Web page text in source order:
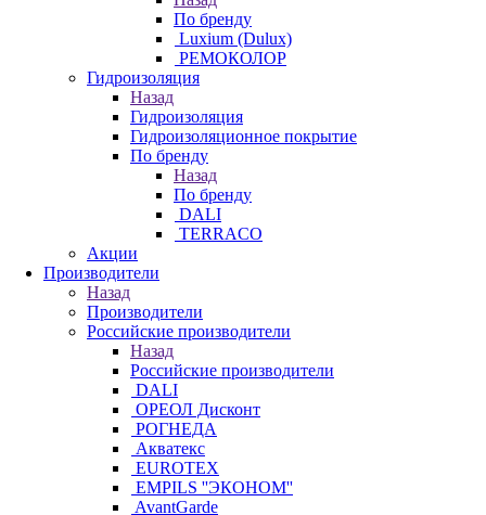
По бренду
Luxium (Dulux)
РЕМОКОЛОР
Гидроизоляция
Назад
Гидроизоляция
Гидроизоляционное покрытие
По бренду
Назад
По бренду
DALI
TERRACO
Акции
Производители
Назад
Производители
Российские производители
Назад
Российские производители
DALI
ОРЕОЛ Дисконт
РОГНЕДА
Акватекс
EUROTEX
EMPILS ''ЭКОНОМ''
AvantGarde